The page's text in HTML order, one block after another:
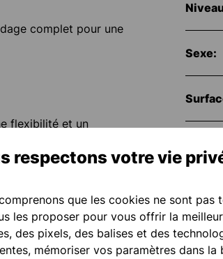
complet pour une
flexibilité et un
Sexe:
respectons votre vie
que les cookies ne sont pas
les proposer pour vous offrir la
des pixels, des balises et des
mémoriser vos paramètres dans